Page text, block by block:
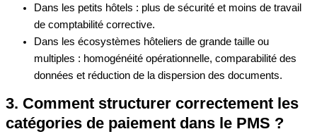
Dans les petits hôtels : plus de sécurité et moins de travail
de comptabilité corrective.
Dans les écosystèmes hôteliers de grande taille ou
multiples : homogénéité opérationnelle, comparabilité des
données et réduction de la dispersion des documents.
3. Comment structurer correctement les
catégories de paiement dans le PMS ?